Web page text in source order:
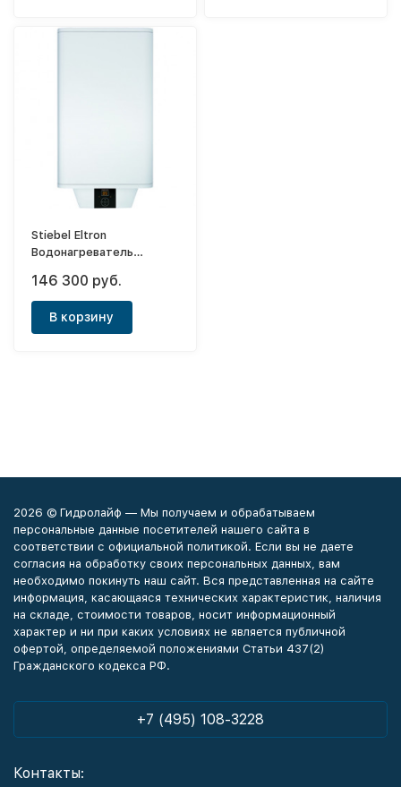
Stiebel Eltron
Водонагреватель
PSH 150 Universal EL
146 300 руб.
В корзину
2026 © Гидролайф — Мы получаем и обрабатываем
персональные данные посетителей нашего сайта в
соответствии с официальной политикой. Если вы не даете
согласия на обработку своих персональных данных, вам
необходимо покинуть наш сайт. Вся представленная на сайте
информация, касающаяся технических характеристик, наличия
на складе, стоимости товаров, носит информационный
характер и ни при каких условиях не является публичной
офертой, определяемой положениями Статьи 437(2)
Гражданского кодекса РФ.
+7 (495) 108-3228
Контакты: